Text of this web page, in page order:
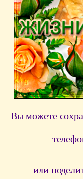
Вы можете
или